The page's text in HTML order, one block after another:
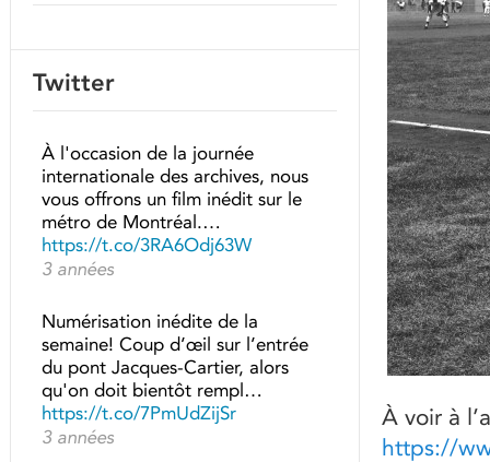
À voir à
https://
Twitter
À l'occasion de la journée
internationale des archives, nous
vous offrons un film inédit sur le
métro de Montréal.…
https://t.co/3RA6Odj63W
3 années
Numérisation inédite de la
semaine! Coup d’œil sur l’entrée
du pont Jacques-Cartier, alors
qu'on doit bientôt rempl…
https://t.co/7PmUdZijSr
3 années